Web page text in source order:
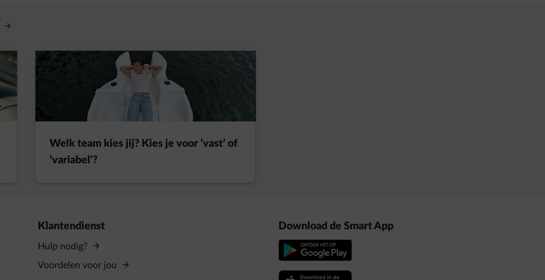
Opent in een nieuw tabblad
Welk team kies jij? Kies je voor ‘vast’ of
‘variabel’?
Klantendienst
Hulp nodig?
Voordelen voor jou
Download de Smart App